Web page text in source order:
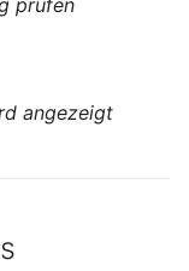
angezeigt